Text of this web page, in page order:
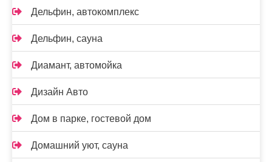
Дельфин, автокомплекс
Дельфин, сауна
Диамант, автомойка
Дизайн Авто
Дом в парке, гостевой дом
Домашний уют, сауна